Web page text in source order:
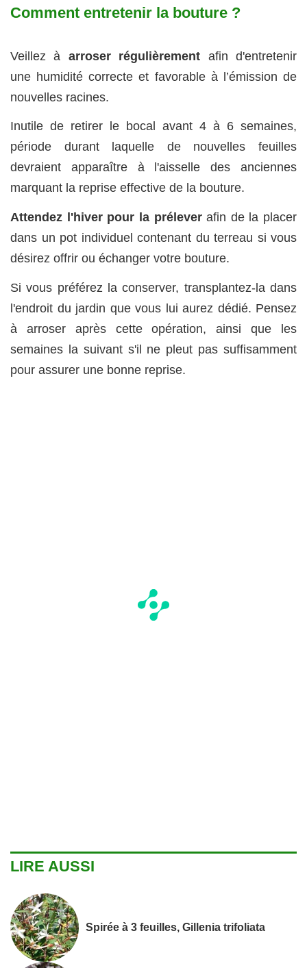
Comment entretenir la bouture ?
Veillez à arroser régulièrement afin d'entretenir
une humidité correcte et favorable à l’émission de
nouvelles racines.
Inutile de retirer le bocal avant 4 à 6 semaines,
période durant laquelle de nouvelles feuilles
devraient apparaître à l'aisselle des anciennes
marquant la reprise effective de la bouture.
Attendez l'hiver pour la préleverafin de la placer
dans un pot individuel contenant du terreau si vous
désirez offrir ou échanger votre bouture.
Si vous préférez la conserver, transplantez-la dans
l'endroit du jardin que vous lui aurez dédié. Pensez
à arroser après cette opération, ainsi que les
semaines la suivant s'il ne pleut pas suffisamment
pour assurer une bonne reprise.
LIRE AUSSI
Spirée à 3 feuilles, Gillenia trifoliata